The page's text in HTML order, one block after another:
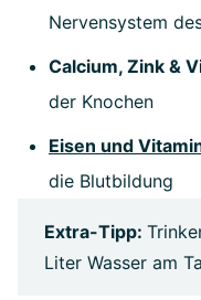
Nervensystem
Calcium, Zink &
der Knochen
Eisen und
die Blutbildung
Extra-Tipp:
Liter Wasser am